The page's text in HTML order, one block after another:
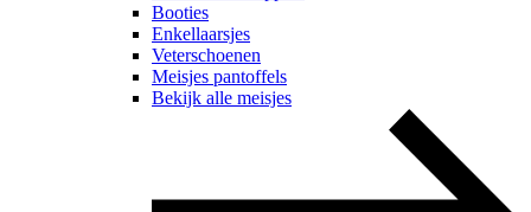
Booties
Enkellaarsjes
Veterschoenen
Meisjes pantoffels
Bekijk alle meisjes